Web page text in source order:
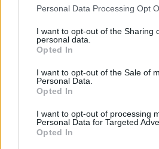
Please note that this website/app
not limited to your visit or usage
grant or deny consent to Google
use your data for below specified
consent section.
Personal Data Processing Opt
I want to opt-out of the Sharing
personal data.
Opted In
I want to opt-out of the Sale of
Personal Data.
Opted In
I want to opt-out of processing
Personal Data for Targeted
Opted In
μου καθόρισε τη ζωή. Θα
σεξουαλικές μου επιλογές να
Ξύπνησα ένα πρωί και μου
σκοτώθηκε. Πάρα πολλές
των υστέρων στη ζωή μου
μέχρι και το ότι επέλεξα να